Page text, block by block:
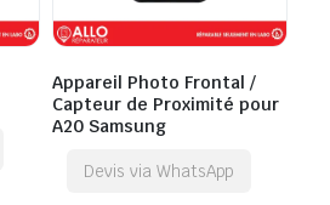
Appareil Photo Frontal /
Capteur de Proximité pour
A20 Samsung
Devis via WhatsApp